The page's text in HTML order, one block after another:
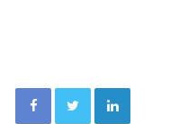
FacebookTwitterLinkedin